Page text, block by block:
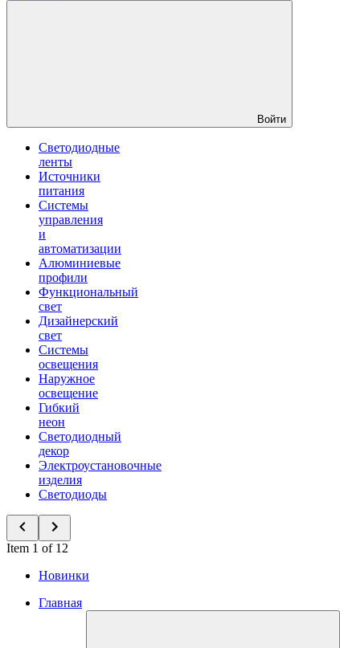
Войти
Светодиодные
ленты
Источники
питания
Системы
управления
и
автоматизации
Алюминиевые
профили
Функциональный
свет
Дизайнерский
свет
Системы
освещения
Наружное
освещение
Гибкий
неон
Светодиодный
декор
Электроустановочные
изделия
Светодиоды
Item 1 of 12
Новинки
Главная